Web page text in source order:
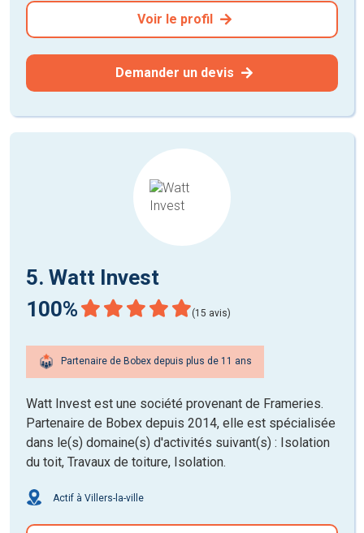
Voir le profil
Demander un devis
5. Watt Invest
100%
(15 avis)
Partenaire de Bobex depuis plus de 11 ans
Watt Invest est une société provenant de Frameries.
Partenaire de Bobex depuis 2014, elle est spécialisée
dans le(s) domaine(s) d'activités suivant(s) : Isolation
du toit, Travaux de toiture, Isolation.
Actif à Villers-la-ville